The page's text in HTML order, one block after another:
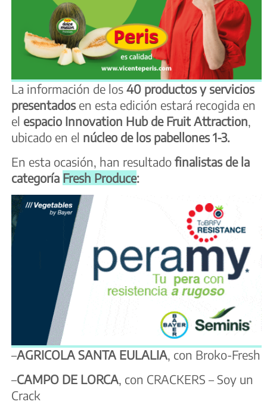
La información de los 40 productos y servicios
presentadosen esta edición estará recogida en
el espacio Innovation Hub de Fruit Attraction
ubicado en el núcleo de los pabellones 1-3.
En esta ocasión, han resultado finalistas de la
categoría Fresh Produce:
–AGRICOLA SANTA EULALIA , con Broko-Fresh
–CAMPO DE LORCA, con CRACKERS – Soy un
Crack